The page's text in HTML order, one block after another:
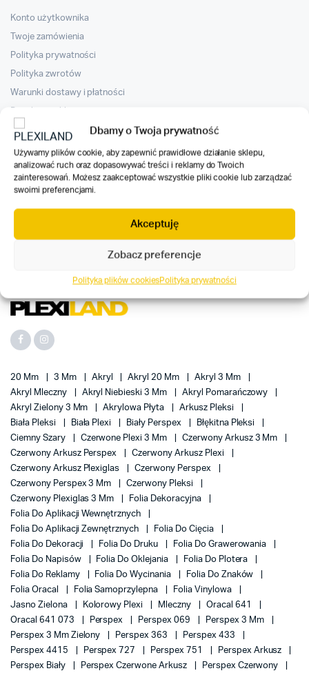
Dbamy o Twoja prywatność
Używamy plików cookie, aby zapewnić prawidłowe działanie sklepu,
analizować ruch oraz dopasowywać treści i reklamy do Twoich
zainteresowań. Możesz zaakceptować wszystkie pliki cookie lub zarządzać
swoimi preferencjami.
Akceptuję
Zobacz preferencje
Polityka plików cookiesPolityka prywatności
Konto użytkownika
Twoje zamówienia
Polityka prywatności
Polityka zwrotów
Warunki dostawy i płatności
Do Pobrania
Nawigacja
Śledzenie zamówienia
Zaloguj/Załóż konto
20 Mm 3 Mm Akryl Akryl 20 Mm
Akryl 3 Mm
Akryl Mleczny
Akryl Niebieski 3 Mm
Akryl Pomarańczowy
Akryl Zielony 3 Mm
Akrylowa Płyta
Arkusz Pleksi
Biała Pleksi
Biała Plexi Biały Perspex
Błękitna Pleksi
Ciemny Szary
Czerwone Plexi 3 Mm
Czerwony Arkusz 3 Mm
Czerwony Arkusz Perspex
Czerwony Arkusz Plexi
Czerwony Arkusz Plexiglas
Czerwony Perspex
Czerwony Perspex 3 Mm
Czerwony Pleksi
Czerwony Plexiglas 3 Mm
Folia Dekoracyjna
Folia Do Aplikacji Wewnętrznych
Folia Do Aplikacji Zewnętrznych
Folia Do Cięcia
Folia Do Dekoracji
Folia Do Druku
Folia Do Grawerowania
Folia Do Napisów
Folia Do Oklejania
Folia Do Plotera
Folia Do Reklamy
Folia Do Wycinania
Folia Do Znaków
Folia Oracal
Folia Samoprzylepna
Folia Vinylowa
Jasno Zielona
Kolorowy Plexi Mleczny
Oracal 641
Oracal 641 073
Perspex Perspex 069
Perspex 3 Mm
Perspex 3 Mm Zielony
Perspex 363
Perspex 433
Perspex 4415
Perspex 727 Perspex 751
Perspex Arkusz
Perspex Biały
Perspex Czerwone Arkusz
Perspex Czerwony